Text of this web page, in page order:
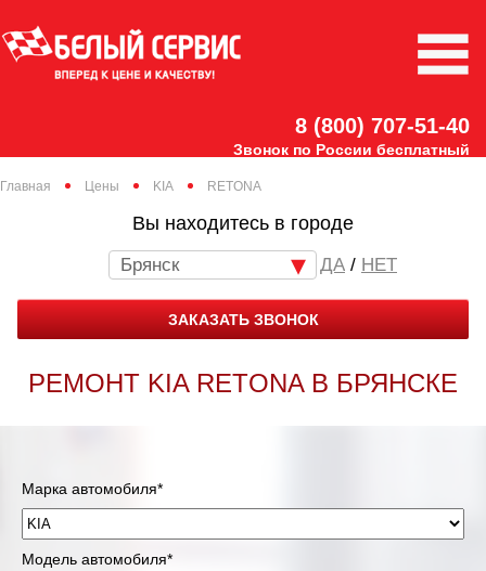
8 (800) 707-51-40
Звонок по России бесплатный
Главная Цены KIA RETONA
Вы находитесь в городе
Брянск / НЕТ
ЗАКАЗАТЬ ЗВОНОК
РЕМОНТ KIA RETONA В БРЯНСКЕ
Марка автомобиля*
Модель автомобиля*